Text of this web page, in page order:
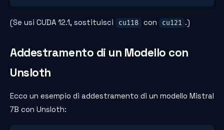
(Se usi CUDA 12.1, sostituisci cu118 con cu121 .)
Addestramento di un Modello con
Unsloth
Ecco un esempio di addestramento di un modello Mistral
7B con Unsloth: